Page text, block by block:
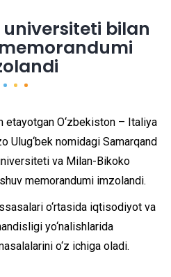
bilan
etayotgan O‘zbekiston – Italiya
Ulug‘bek nomidagi Samarqand
va Milan-Bikoko
memorandumi imzolandi.
o‘rtasida iqtisodiyot va
yo‘nalishlarida
o‘z ichiga oladi.